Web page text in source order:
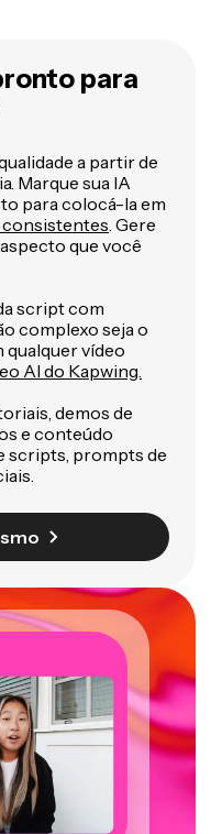
para
a partir de
Marque sua IA
para colocá-la em
consistentes . Gere
que você
script com
complexo seja o
qualquer vídeo
AI do Kapwing.
demos de
e conteúdo
scripts, prompts de